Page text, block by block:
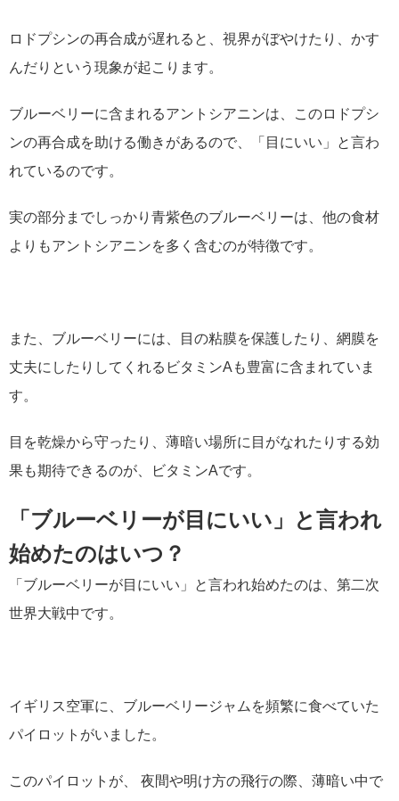
ロドプシンの再合成が遅れると、視界がぼやけたり、かす
んだりという現象が起こります。
ブルーベリーに含まれるアントシアニンは、このロドプシ
ンの再合成を助ける働きがあるので、「目にいい」と言わ
れているのです。
実の部分までしっかり青紫色のブルーベリーは、他の食材
よりもアントシアニンを多く含むのが特徴です。
また、ブルーベリーには、目の粘膜を保護したり、網膜を
丈夫にしたりしてくれるビタミンAも豊富に含まれていま
す。
目を乾燥から守ったり、薄暗い場所に目がなれたりする効
果も期待できるのが、ビタミンAです。
「ブルーベリーが目にいい」と言われ
始めたのはいつ？
「ブルーベリーが目にいい」と言われ始めたのは、第二次
世界大戦中です。
イギリス空軍に、ブルーベリージャムを頻繁に食べていた
パイロットがいました。
このパイロットが、 夜間や明け方の飛行の際、薄暗い中で